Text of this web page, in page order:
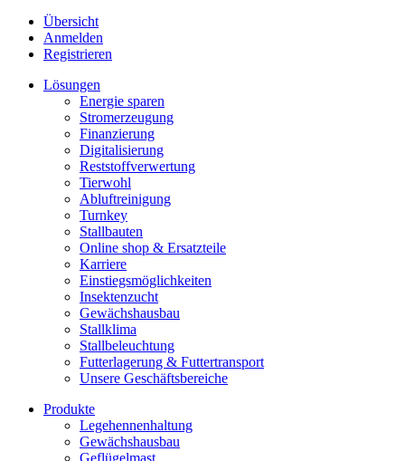
Übersicht
Anmelden
Registrieren
Lösungen
Energie sparen
Stromerzeugung
Finanzierung
Digitalisierung
Reststoffverwertung
Tierwohl
Abluftreinigung
Turnkey
Stallbauten
Online shop & Ersatzteile
Karriere
Einstiegsmöglichkeiten
Insektenzucht
Gewächshausbau
Stallklima
Stallbeleuchtung
Futterlagerung & Futtertransport
Unsere Geschäftsbereiche
Produkte
Legehennenhaltung
Gewächshausbau